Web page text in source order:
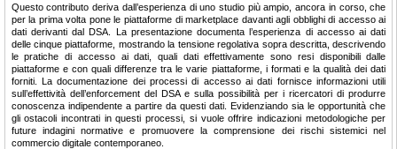
Questo contributo deriva dall’esperienza di uno studio più ampio, ancora in corso, che
per la prima volta pone le piattaforme di marketplace davanti agli obblighi di accesso ai
dati derivanti dal DSA. La presentazione documenta l’esperienza di accesso ai dati
delle cinque piattaforme, mostrando la tensione regolativa sopra descritta, descrivendo
le pratiche di accesso ai dati, quali dati effettivamente sono resi disponibili dalle
piattaforme e con quali differenze tra le varie piattaforme, i formati e la qualità dei dati
forniti. La documentazione dei processi di accesso ai dati fornisce informazioni utili
sull’effettività dell’enforcement del DSA e sulla possibilità per i ricercatori di produrre
conoscenza indipendente a partire da questi dati. Evidenziando sia le opportunità che
gli ostacoli incontrati in questi processi, si vuole offrire indicazioni metodologiche per
future indagini normative e promuovere la comprensione dei rischi sistemici nel
commercio digitale contemporaneo.